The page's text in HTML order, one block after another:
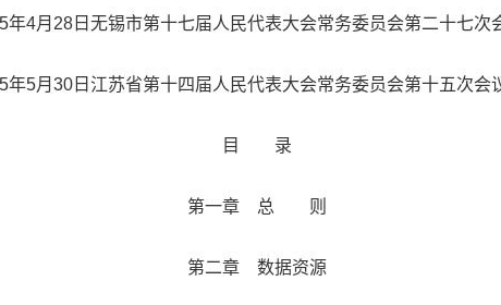
年4月28日无锡市第十七届人民代表大会常务委员会第二十七次
5月30日江苏省第十四届人民代表大会常务委员会第十五次会
目 录
第一章 总 则
第二章 数据资源